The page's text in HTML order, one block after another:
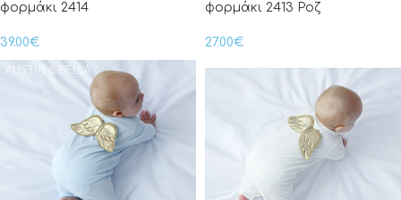
φορμάκι 2414
39.00€
φορμάκι 2413 Ροζ
27.00€